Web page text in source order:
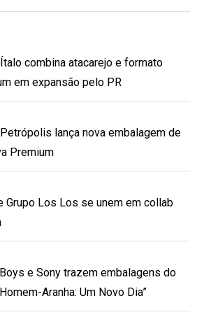
combina atacarejo e formato
em expansão pelo PR
lança nova embalagem de
Premium
Grupo Los Los se unem em collab
e Sony trazem embalagens do
Aranha: Um Novo Dia”